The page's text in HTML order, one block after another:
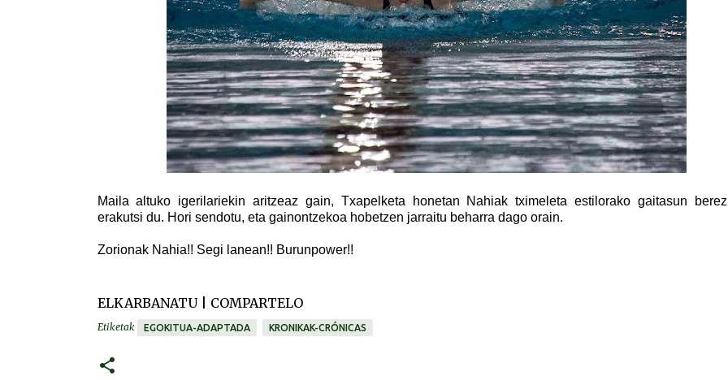
Maila altuko igerilariekin aritzeaz gain, Txapelketa honetan Nahiak tximeleta estilorako gaitasun
erakutsi du. Hori sendotu, eta gainontzekoa hobetzen jarraitu beharra dago orain.
Zorionak Nahia!! Segi lanean!! Burunpower!!
ELKARBANATU | COMPARTELO
Etiketak EGOKITUA-ADAPTADA KRONIKAK-CRÓNICAS